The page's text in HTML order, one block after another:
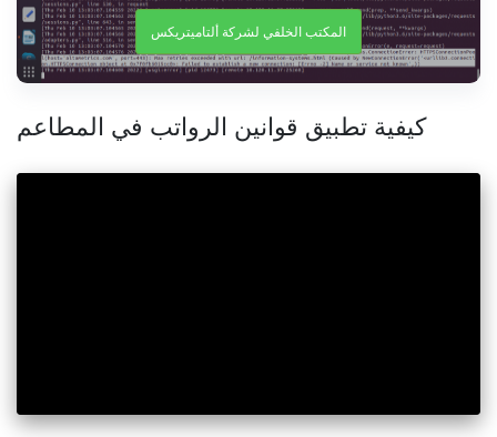
المكتب الخلفي لشركة ألتاميتريكس
كيفية تطبيق قوانين الرواتب في المطاعم